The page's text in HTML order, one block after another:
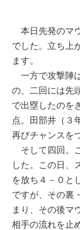
本日先発のマ
でした。立ち上
ます。
一方で攻撃陣
の、二回には先
で出塁したのを
点。田部井（３
再びチャンスを
そして四回。
した。この日、
を放ち４－０と
ですが、その裏
まり、その後マ
相手の流れを止